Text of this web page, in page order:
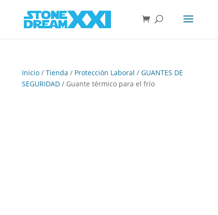
Inicio/ Tienda / Protección Laboral / GUANTES DE
SEGURIDAD/ Guante térmico para el frío